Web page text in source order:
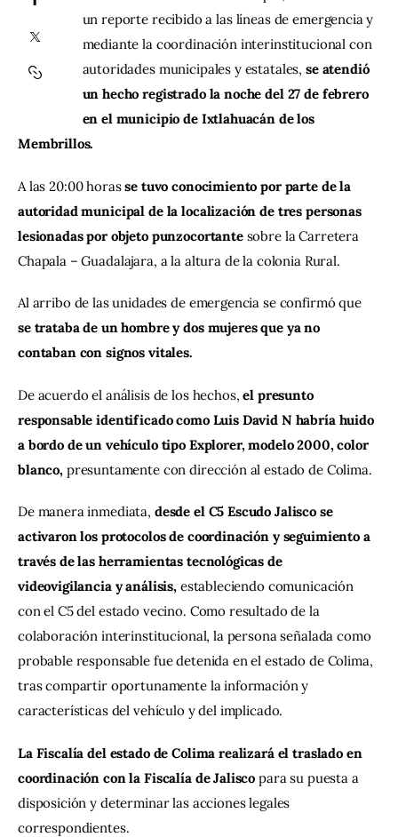
Contacto
un reporte recibido a las líneas de emergencia y
mediante la coordinación interinstitucional con
autoridades municipales y estatales, se atendió
un hecho registrado la noche del 27 de febrero
en el municipio de Ixtlahuacán de los
Membrillos.
A las 20:00 horas se tuvo conocimiento por parte de la
autoridad municipal de la localización de tres personas
lesionadas por objeto punzocortante sobre la Carretera
Chapala – Guadalajara, a la altura de la colonia Rural.
Al arribo de las unidades de emergencia se confirmó que
se trataba de un hombre y dos mujeres que ya no
contaban con signos vitales.
De acuerdo el análisis de los hechos, el presunto
responsable identificado como Luis David N habría huido
a bordo de un vehículo tipo Explorer, modelo 2000, color
blanco, presuntamente con dirección al estado de Colima.
De manera inmediata, desde el C5 Escudo Jalisco se
activaron los protocolos de coordinación y seguimiento a
través de las herramientas tecnológicas de
videovigilancia y análisis, estableciendo comunicación
con el C5 del estado vecino. Como resultado de la
colaboración interinstitucional, la persona señalada como
probable responsable fue detenida en el estado de Colima,
tras compartir oportunamente la información y
características del vehículo y del implicado.
La Fiscalía del estado de Colima realizará el traslado en
coordinación con la Fiscalía de Jalisco para su puesta a
disposición y determinar las acciones legales
correspondientes.